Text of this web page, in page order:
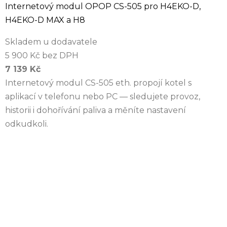
Internetový modul OPOP CS-505 pro H4EKO-D,
H4EKO-D MAX a H8
Skladem u dodavatele
5 900 Kč bez DPH
7 139 Kč
Internetový modul CS-505 eth. propojí kotel s
aplikací v telefonu nebo PC — sledujete provoz,
historii i dohořívání paliva a měníte nastavení
odkudkoli.